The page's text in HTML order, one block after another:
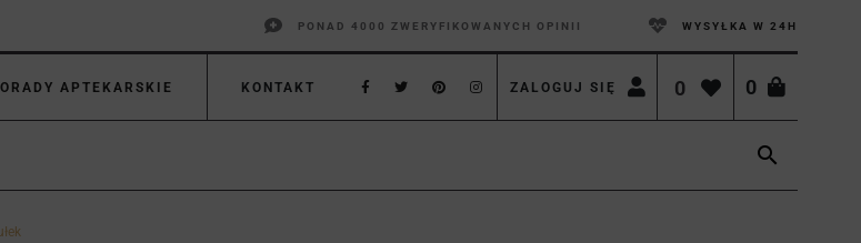
PONAD 4000 ZWERYFIKOWANYCH OPINII WYSYŁKA W 24H
APTEKARSKIE KONTAKT 0
ZALOGUJ SIĘ 0
